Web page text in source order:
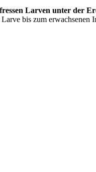
Larven unter der
bis zum erwachsenen